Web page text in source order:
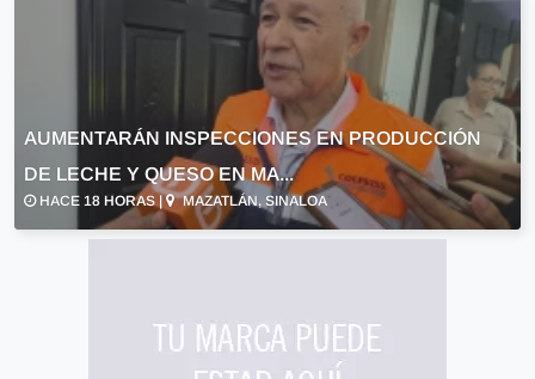
AUMENTARÁN INSPECCIONES EN PRODUCCIÓN
DE LECHE Y QUESO EN MA...
HACE 18 HORAS | MAZATLÁN, SINALOA